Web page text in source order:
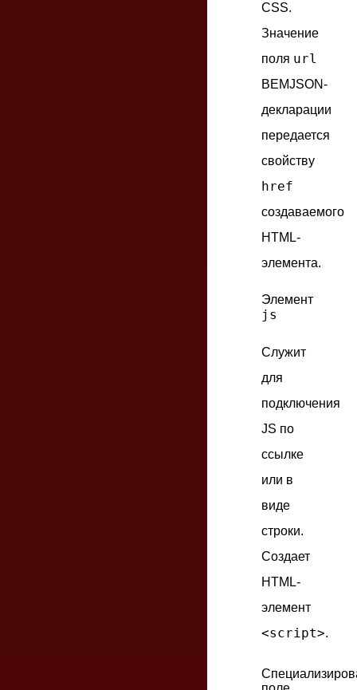
CSS.
Значение
поля url
BEMJSON-
декларации
передается
свойству
href
создаваемого
HTML-
элемента.
Элемент
js
Служит
для
подключения
JS по
ссылке
или в
виде
строки.
Создает
HTML-
элемент
<script>.